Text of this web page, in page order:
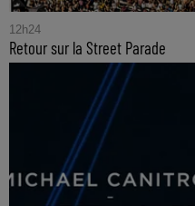
12h24
Retour sur la Street Parade